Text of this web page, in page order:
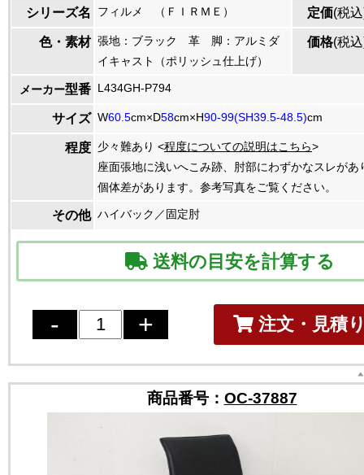
シリーズ名 フィルメ （ＦＩＲＭＥ） 定価(税
色・素材 張地：ブラック 革 脚：アルミダ
イキャスト（ポリッシュ仕上げ）
価格(税
メーカー型番 L434GH-P794
サイズ W60.5cm×D58cm×H90-99(SH39.5-48.5)cm
程度 少々難あり <程度についての説明はこちら>
座面張地に浅いへこみ跡、肘部にわずかなスレがあ
個体差があります。参考写真をご覧ください。
その他 ハイバック／固定肘
送料の目安を計算する
注文・見積
商品番号： OC-37887